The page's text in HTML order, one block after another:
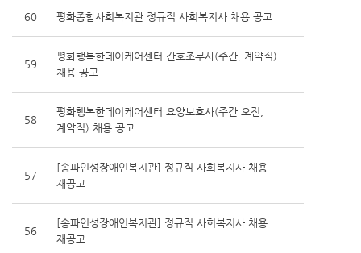
60 평화종합사회복지관 정규직 사회복지사 채용 공고
59
평화행복한데이케어센터 간호조무사(주간, 계약직)
채용 공고
58
평화행복한데이케어센터 요양보호사(주간 오전,
계약직) 채용 공고
57
[송파인성장애인복지관] 정규직 사회복지사 채용
재공고
56
[송파인성장애인복지관] 정규직 사회복지사 채용
재공고